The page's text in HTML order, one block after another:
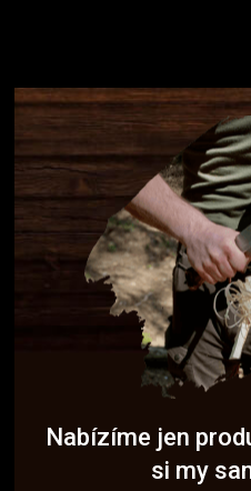
Nabízíme jen
si my